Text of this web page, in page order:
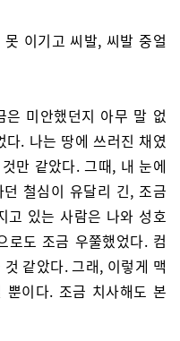
이기고 씨발, 씨발 중얼
은 미안했던지 아무 말 없
. 나는 땅에 쓰러진 채였
만 같았다. 그때, 내 눈에
철심이 유달리 긴, 조금
고 있는 사람은 나와 성호
로도 조금 우쭐했었다. 컴
같았다. 그래, 이렇게 맥
뿐이다. 조금 치사해도 본